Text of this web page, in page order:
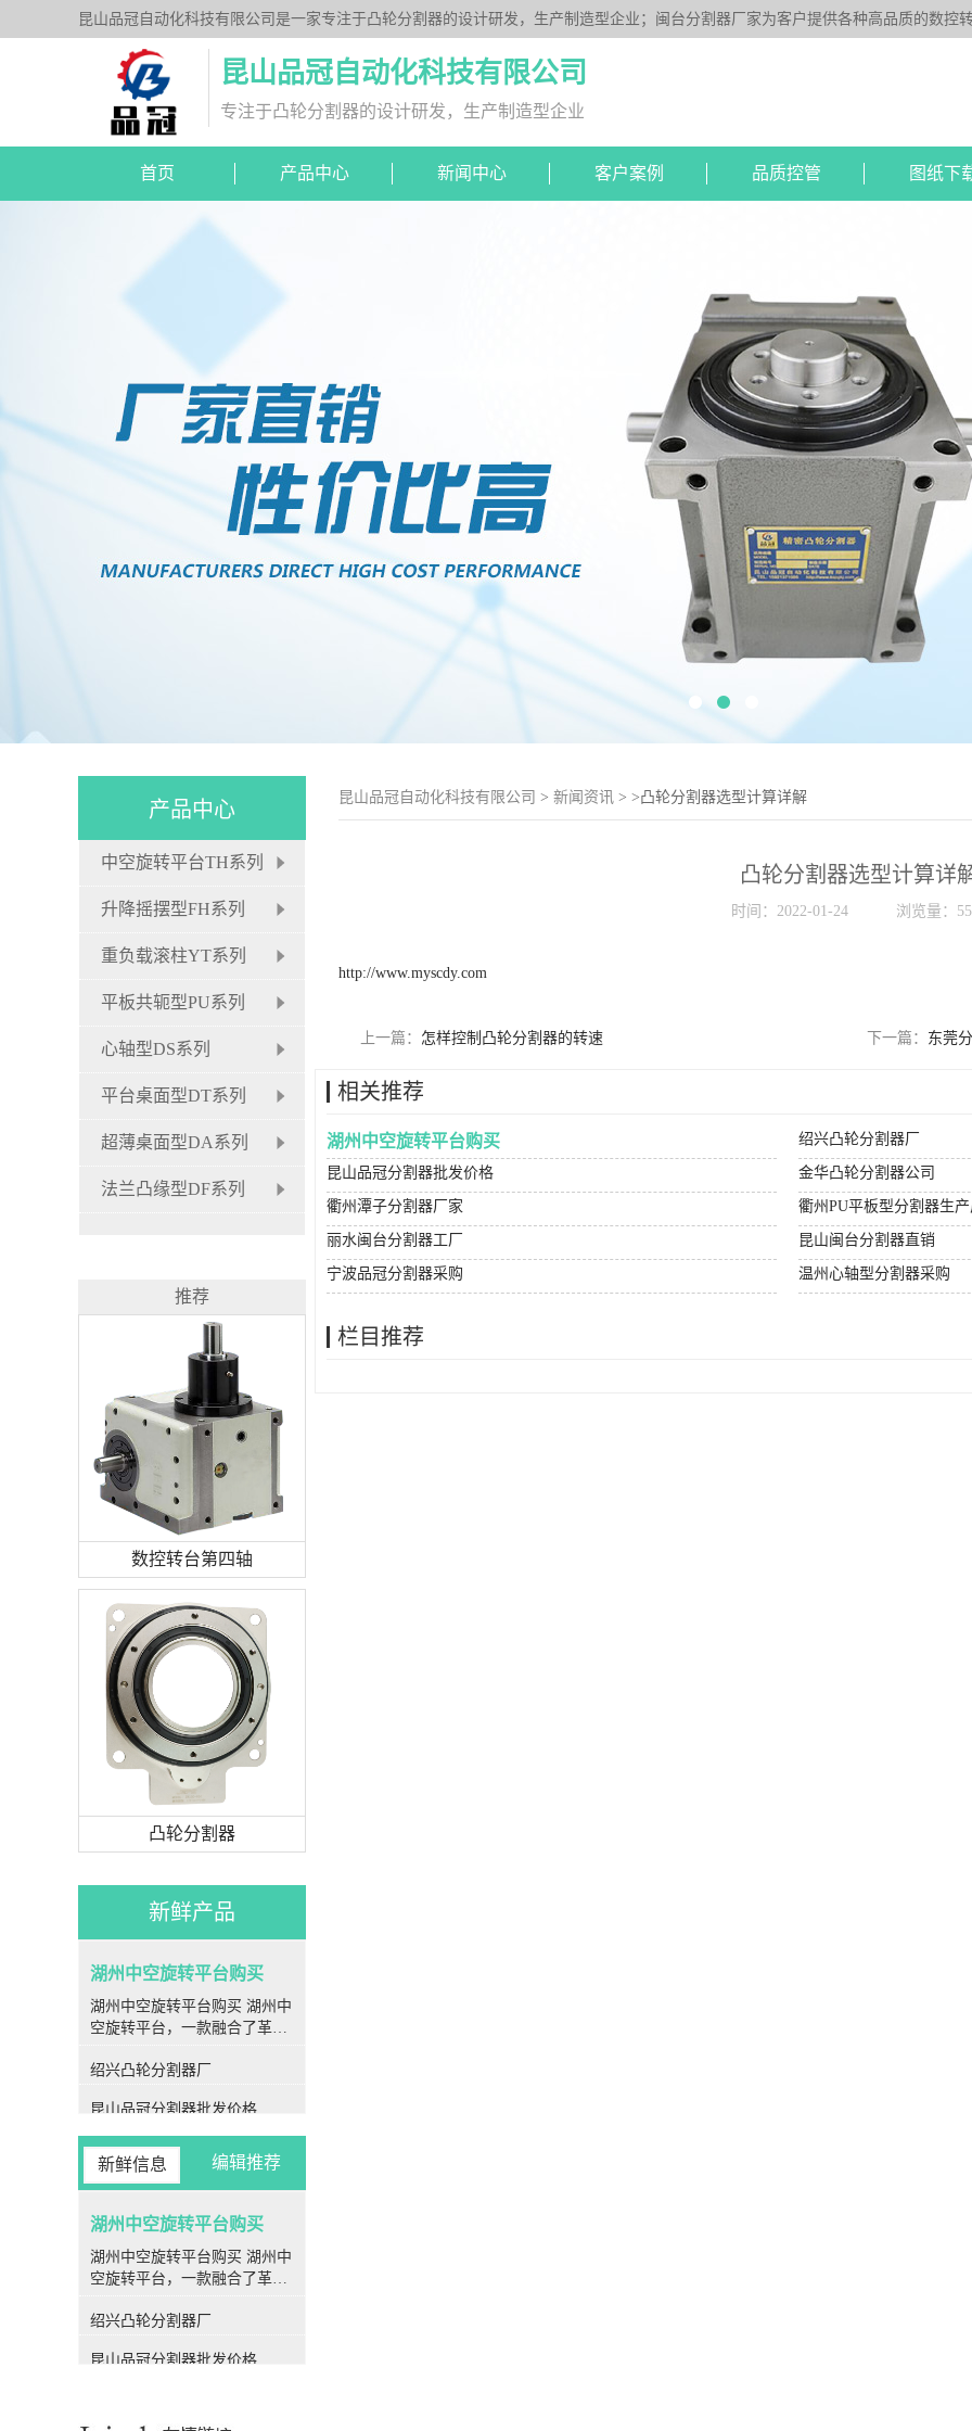
昆山品冠自动化科技有限公司是一家专注于凸轮分割器的设计研发，生产制造型企业；闽台分割器厂家为客户提供各种高品质的数控
列、平台桌面型DT系列、超薄平台桌面型DA系列、心轴型DS系列、平板型PU系列、圆柱重负载型Y系列；公司凭借技术优势，可按
昆山品冠自动化科技有限公司
专注于凸轮分割器的设计研发，生产制造型企业
首页 产品中心 新闻中心 客户案例 品质控管 图纸下
DA超薄平台桌面型
分割器图纸下载
昆山品冠自动化科技有限公司 > 新闻资讯 > >凸轮分割器选型计算详解
凸轮分割器选型计算详
时间：2022-01-24 浏览量：
http://www.myscdy.com
上一篇： 怎样控制凸轮分割器的转速 下一篇： 东莞
相关推荐
湖州中空旋转平台购买 绍兴凸轮分割器厂
昆山品冠分割器批发价格 金华凸轮分割器公司
衢州潭子分割器厂家 衢州PU平板型分割器生
丽水闽台分割器工厂 昆山闽台分割器直销
宁波品冠分割器采购 温州心轴型分割器采购
栏目推荐
产品中心
中空旋转平台TH系列
升降摇摆型FH系列
重负载滚柱YT系列
平板共轭型PU系列
心轴型DS系列
平台桌面型DT系列
超薄桌面型DA系列
法兰凸缘型DF系列
推荐
数控转台第四轴
凸轮分割器
新鲜产品
湖州中空旋转平台购买
湖州中空旋转平台购买 湖州中
空旋转平台，一款融合了革命
置，为各种旋转运动场合提供
价比的解决方案。作为现代工
业生产中**的一部分，中空旋
转平台在各个行业领域均展现
出强大的应用潜力和优越性
平台的核心特点之一便是其*
特的中空结构设计。其转盘采
用中空设计，使得伺服电机可
以方便地连接在侧边，极大地
简化了气管和电线的安装，为
使用者提供了更为便捷的操作
体验。 **高刚性** 中空旋转
绍兴凸轮分割器厂
昆山品冠分割器批发价格
金华凸轮分割器公司
衢州潭子分割器厂家
衢州PU平板型分割器生产厂家
丽水闽台分割器工厂
新鲜信息 编辑推荐
湖州中空旋转平台购买
湖州中空旋转平台购买 湖州中
空旋转平台，一款融合了革命
置，为各种旋转运动场合提供
价比的解决方案。作为现代工
绍兴凸轮分割器厂
昆山品冠分割器批发价格